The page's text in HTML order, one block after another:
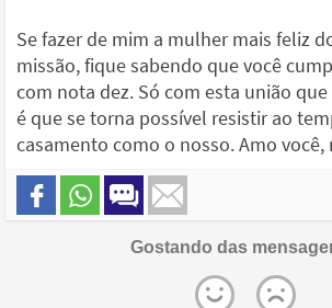
Se fazer de mim a mulher mais feliz
missão, fique sabendo que você
com nota dez. Só com esta união
é que se torna possível resistir ao
casamento como o nosso. Amo
Gostando das